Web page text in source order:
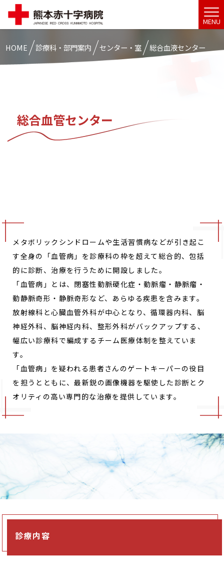
MENU
HOME 診療科・部門案内 センター・室 総合血液センター
総合血管センター
メタボリックシンドロームや生活習慣病などが引き起こ
す全身の「血管病」を診療科の枠を超えて総合的、包括
的に診断、治療を行うために開設しました。
「血管病」とは、閉塞性動脈硬化症・動脈瘤・静脈瘤・
動静脈奇形・静脈奇形など、あらゆる疾患を含みます。
放射線科と心臓血管外科が中心となり、循環器内科、脳
神経外科、脳神経内科、整形外科がバックアップする、
幅広い診療科で編成するチーム医療体制を整えていま
す。
「血管病」を疑われる患者さんのゲートキーパーの役目
を担うとともに、最新鋭の画像機器を駆使した診断とク
オリティの高い専門的な治療を提供しています。
診療内容